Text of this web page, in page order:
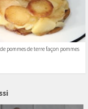
pommes de terre façon pommes